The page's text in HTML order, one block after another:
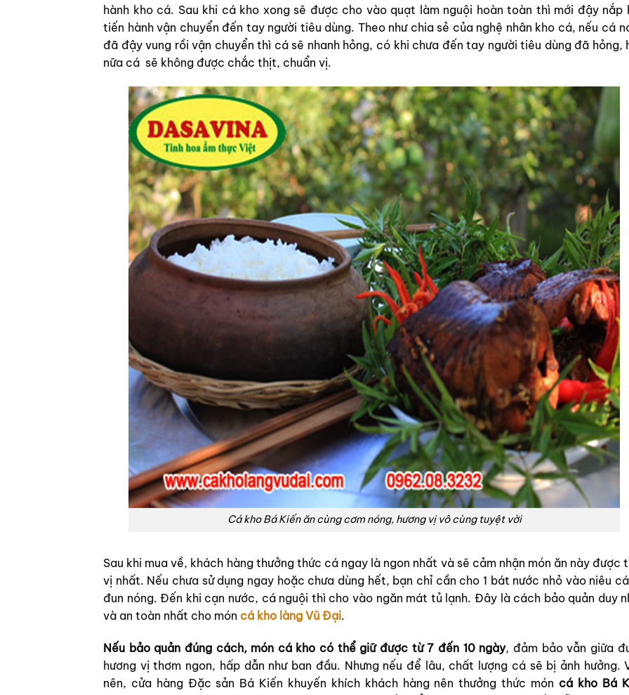
hành kho cá. Sau khi cá kho xong sẽ được cho vào quạt làm nguội hoàn toàn thì mới đậy nắp
tiến hành vận chuyển đến tay người tiêu dùng. Theo như chia sẻ của nghệ nhân kho cá, nếu cá
đã đậy vung rồi vận chuyển thì cá sẽ nhanh hỏng, có khi chưa đến tay người tiêu dùng đã hỏng,
nữa cá sẽ không được chắc thịt, chuẩn vị.
Cá kho Bá Kiến ăn cùng cơm nóng, hương vị vô cùng tuyệt vời
Sau khi mua về, khách hàng thưởng thức cá ngay là ngon nhất và sẽ cảm nhận món ăn này được
vị nhất. Nếu chưa sử dụng ngay hoặc chưa dùng hết, bạn chỉ cần cho 1 bát nước nhỏ vào niêu
đun nóng. Đến khi cạn nước, cá nguội thì cho vào ngăn mát tủ lạnh. Đây là cách bảo quản duy
và an toàn nhất cho món cá kho làng Vũ Đại.
Nếu bảo quản đúng cách, món cá kho có thể giữ được từ 7 đến 10 ngày, đảm bảo vẫn giữa
hương vị thơm ngon, hấp dẫn như ban đầu. Nhưng nếu để lâu, chất lượng cá sẽ bị ảnh hưởng.
nên, cửa hàng Đặc sản Bá Kiến khuyến khích khách hàng nên thưởng thức món cá kho Bá